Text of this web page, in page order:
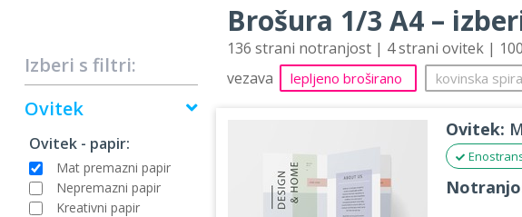
Izberi s filtri:
Ovitek
Ovitek - papir:
Mat premazni papir
Nepremazni papir
Kreativni papir
Brošura 1/3 A4 –
136 strani notranjost | 4 strani ovitek |
vezava
lepljeno broširano kovinska
Ovitek: